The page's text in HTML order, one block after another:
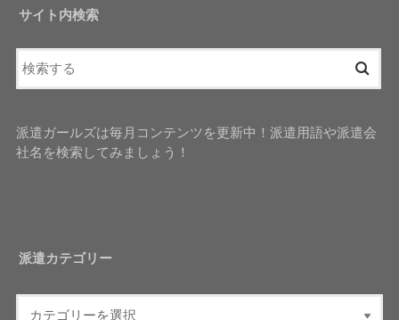
サイト内検索
派遣ガールズは毎月コンテンツを更新中！派遣用語や派遣会
社名を検索してみましょう！
派遣カテゴリー